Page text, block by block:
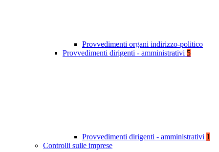
Provvedimenti organi indirizzo-politico
Provvedimenti dirigenti - amministrativi 5
Provvedimenti dirigenti - amministrativi 1
Controlli sulle imprese